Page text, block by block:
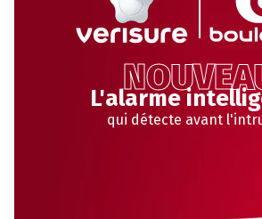
L'alarme
qui détecte avant